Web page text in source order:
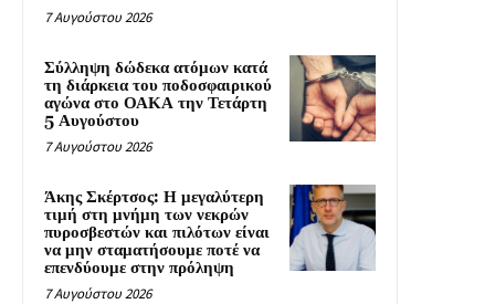
7 Αυγούστου 2026
Σύλληψη δώδεκα ατόμων κατά
τη διάρκεια του ποδοσφαιρικού
αγώνα στο ΟΑΚΑ την Τετάρτη
5 Αυγούστου
7 Αυγούστου 2026
Άκης Σκέρτσος: Η μεγαλύτερη
τιμή στη μνήμη των νεκρών
πυροσβεστών και πιλότων είναι
να μην σταματήσουμε ποτέ να
επενδύουμε στην πρόληψη
7 Αυγούστου 2026